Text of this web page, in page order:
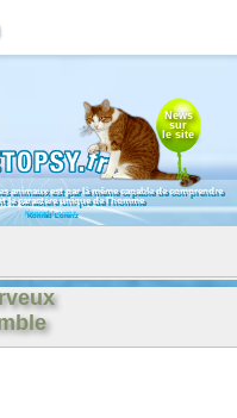
News
sur
le site
animaux est par là même capable de comprendre
le caractère unique de l'homme
Konrad Lorenz